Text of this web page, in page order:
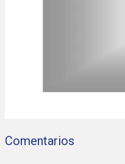
Comentarios